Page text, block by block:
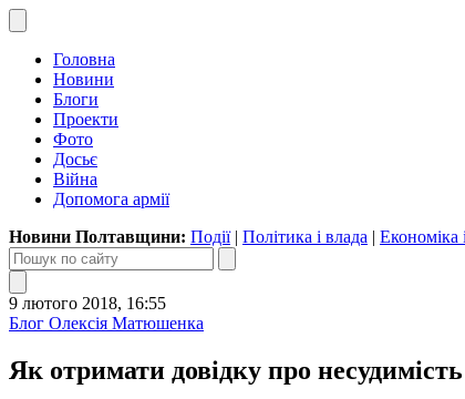
Головна
Новини
Блоги
Проекти
Фото
Досьє
Війна
Допомога армії
Новини Полтавщини: Події| Політика і влада | Економіка
9 лютого 2018, 16:55
Блог Олексія Матюшенка
Як отримати довідку про